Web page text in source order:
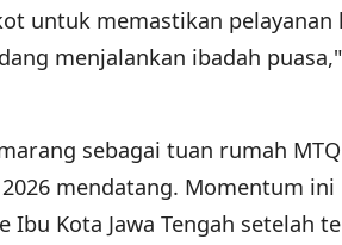
untuk memastikan pelayanan
menjalankan ibadah puasa,"
sebagai tuan rumah MTQ
mendatang. Momentum ini
Kota Jawa Tengah setelah